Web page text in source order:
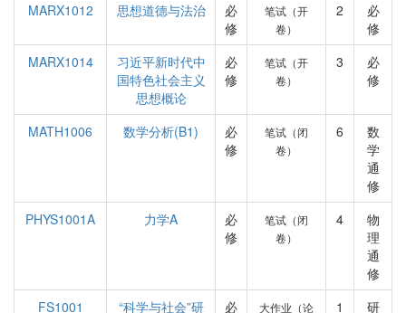
MARX1012
思想道德与法治
必
修
笔试（开
卷）
2
必
修
MARX1014
习近平新时代中
国特色社会主义
思想概论
必
修
笔试（开
卷）
3
必
修
MATH1006 数学分析(B1)
必
修
笔试（闭
卷）
6
数
学
通
修
PHYS1001A
力学A
必
修
笔试（闭
卷）
4
物
理
通
修
FS1001
“科学与社会”研
必
大作业（论
1
研